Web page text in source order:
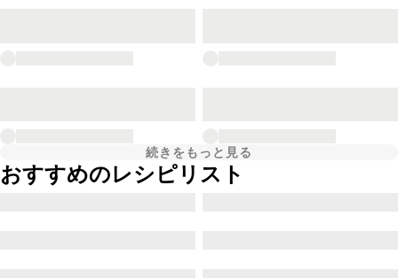
続きをもっと見る
おすすめのレシピリスト